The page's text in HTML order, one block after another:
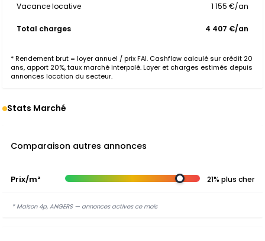
Vacance locative 1 155 €/an
Total charges 4 407 €/an
* Rendement brut = loyer annuel / prix FAI. Cashflow calculé sur crédit 20
ans, apport 20%, taux marché interpolé. Loyer et charges estimés depuis
annonces location du secteur.
Stats Marché
Comparaison autres annonces
Prix/m² 21% plus cher
* Maison 4p, ANGERS — annonces actives ce mois